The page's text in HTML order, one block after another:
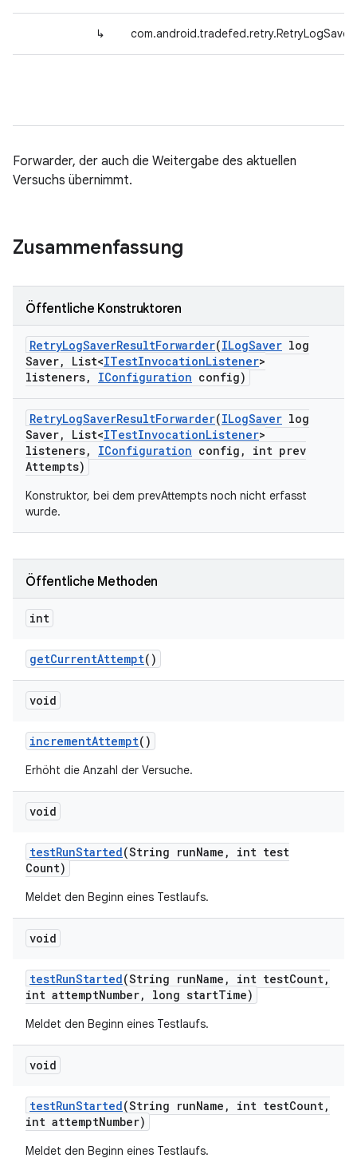
↳
Forwarder, der auch die Weitergabe des aktuellen
Versuchs übernimmt.
Zusammenfassung
Öffentliche Konstruktoren
RetryLogSaverResultForwarder(ILogSaver log
Saver, List<ITestInvocationListener>
listeners, IConfiguration config)
RetryLogSaverResultForwarder(ILogSaver log
Saver, List<ITestInvocationListener>
listeners, IConfiguration config ,
int prev
Attempts)
Konstruktor, bei dem prevAttempts noch nicht erfasst
wurde.
Öffentliche Methoden
int
getCurrentAttempt()
void
incrementAttempt()
Erhöht die Anzahl der Versuche.
void
testRunStarted(String runName ,
int test
Count)
Meldet den Beginn eines Testlaufs.
void
testRunStarted(String runName , int testCount,
int attemptNumber, long startTime)
Meldet den Beginn eines Testlaufs.
void
testRunStarted(String runName , int testCount,
int attemptNumber)
Meldet den Beginn eines Testlaufs.